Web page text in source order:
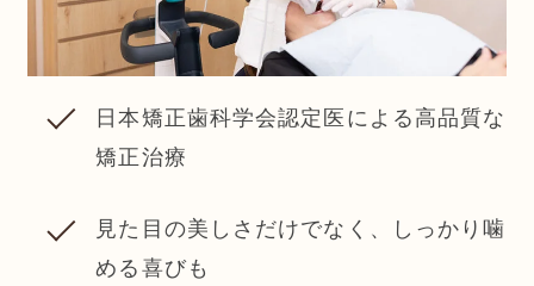
日本矯正歯科学会認定医による高品質な
矯正治療
見た目の美しさだけでなく、しっかり噛
める喜びも